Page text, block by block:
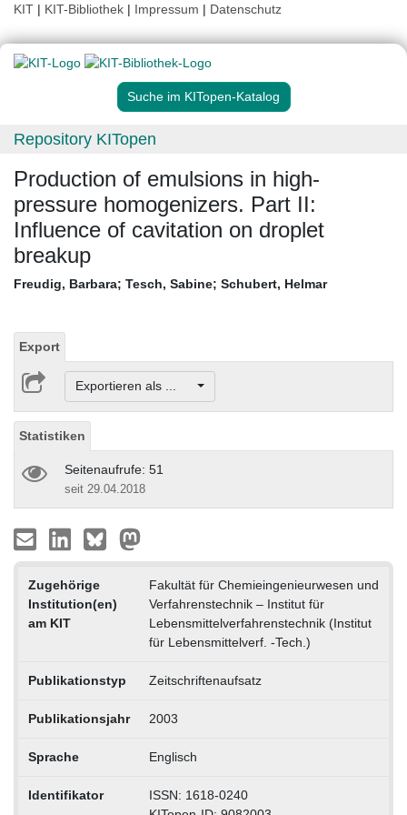
KIT | KIT-Bibliothek | Impressum | Datenschutz
Suche im KITopen-Katalog
Repository KITopen
Production of emulsions in high-
pressure homogenizers. Part II:
Influence of cavitation on droplet
breakup
Freudig, Barbara; Tesch, Sabine; Schubert, Helmar
Export
Exportieren als ...
Statistiken
Seitenaufrufe: 51
seit 29.04.2018
Zugehörige
Institution(en)
am KIT
Fakultät für Chemieingenieurwesen und
Verfahrenstechnik – Institut für
Lebensmittelverfahrenstechnik (Institut
für Lebensmittelverf. -Tech.)
Publikationstyp Zeitschriftenaufsatz
Publikationsjahr 2003
Sprache Englisch
Identifikator
ISSN: 1618-0240